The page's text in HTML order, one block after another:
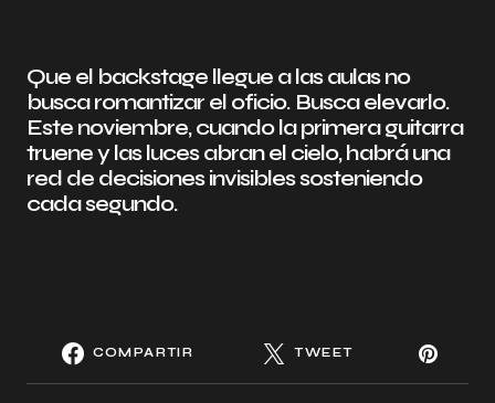
Que el backstage llegue a las aulas no
busca romantizar el oficio. Busca elevarlo.
Este noviembre, cuando la primera guitarra
truene y las luces abran el cielo, habrá una
red de decisiones invisibles sosteniendo
cada segundo.
COMPARTIR TWEET